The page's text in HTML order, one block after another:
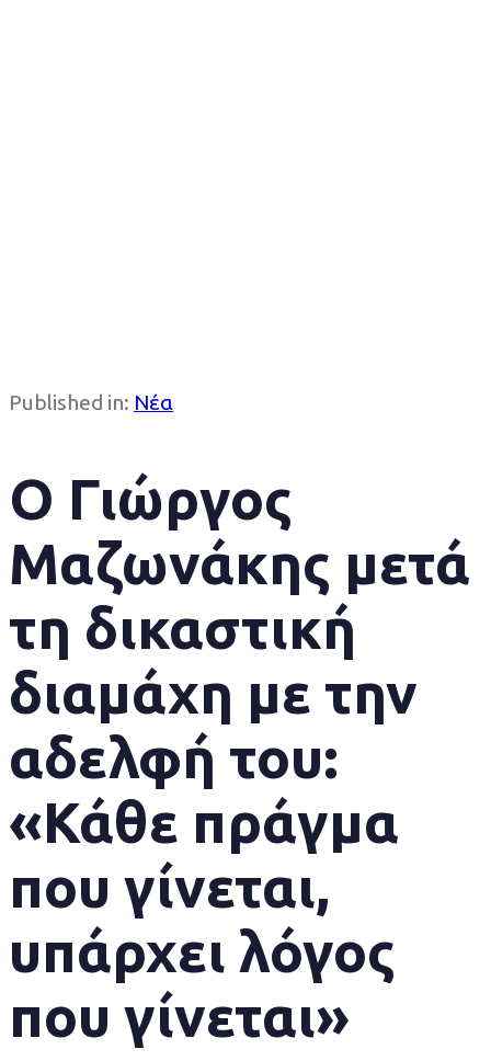
Published in: Νέα
Ο Γιώργος
Μαζωνάκης μετά
τη δικαστική
διαμάχη με την
αδελφή του:
«Κάθε πράγμα
που γίνεται,
υπάρχει λόγος
που γίνεται»